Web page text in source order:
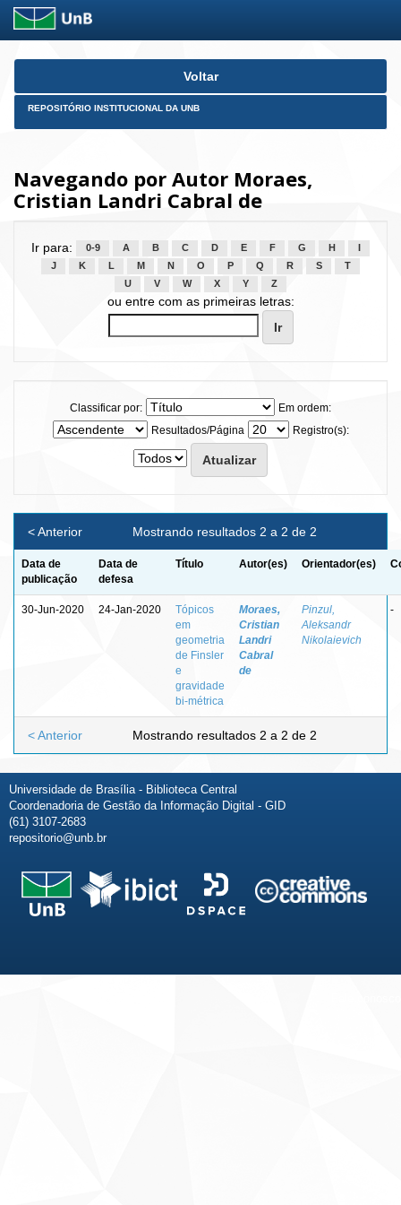
Skip
Voltar
REPOSITÓRIO INSTITUCIONAL DA UNB
Navegando por Autor Moraes,
Cristian Landri Cabral de
Ir para: 0-9 A B C D E F G H
J
K L M N O P Q R S
T
U
V W X Y Z
ou entre com as primeiras letras:
Classificar por:
Em ordem:
Resultados/Página
Registro(s):
Mostrando resultados 2 a 2 de 2
< Anterior
Data de
publicação
Data de
defesa
Título Autor(es) Orientador(es)
30-Jun-2020 24-Jan-2020
Tópicos
em
geometria
de Finsler
e
gravidade
bi-métrica
Moraes,
Cristian
Landri
Cabral
de
Pinzul,
Aleksandr
Nikolaievich
-
Mostrando resultados 2 a 2 de 2
< Anterior
Universidade de Brasília - Biblioteca Central
Coordenadoria de Gestão da Informação Digital - GID
(61) 3107-2683
repositorio@unb.br